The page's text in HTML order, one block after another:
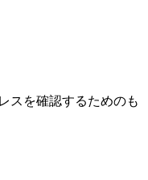
スを確認するためのも